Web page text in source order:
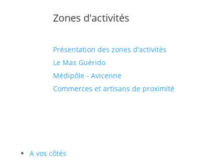
Zones d'activités
Présentation des zones d'activités
Le Mas Guérido
Médipôle - Avicenne
Commerces et artisans de proximité
A vos côtés